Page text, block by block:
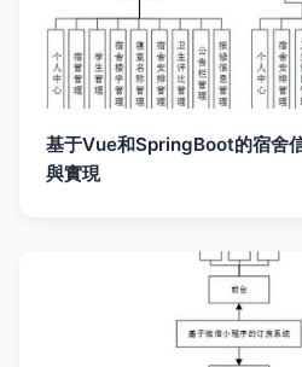
基于Vue和SpringBoot的宿舍
與實現